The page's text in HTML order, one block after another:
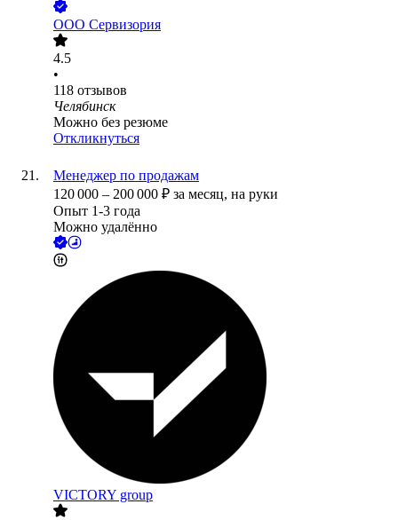
ООО Сервизория
4.5
•
118 отзывов
Челябинск
Можно без резюме
Откликнуться
Менеджер по продажам
120 000 – 200 000 ₽ за месяц, на руки
Опыт 1-3 года
Можно удалённо
VICTORY group